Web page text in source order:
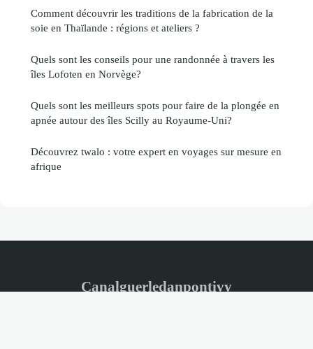
Comment découvrir les traditions de la fabrication de la
soie en Thaïlande : régions et ateliers ?
Quels sont les conseils pour une randonnée à travers les
îles Lofoten en Norvège?
Quels sont les meilleurs spots pour faire de la plongée en
apnée autour des îles Scilly au Royaume-Uni?
Découvrez twalo : votre expert en voyages sur mesure en
afrique
Canalguerledanpontivy